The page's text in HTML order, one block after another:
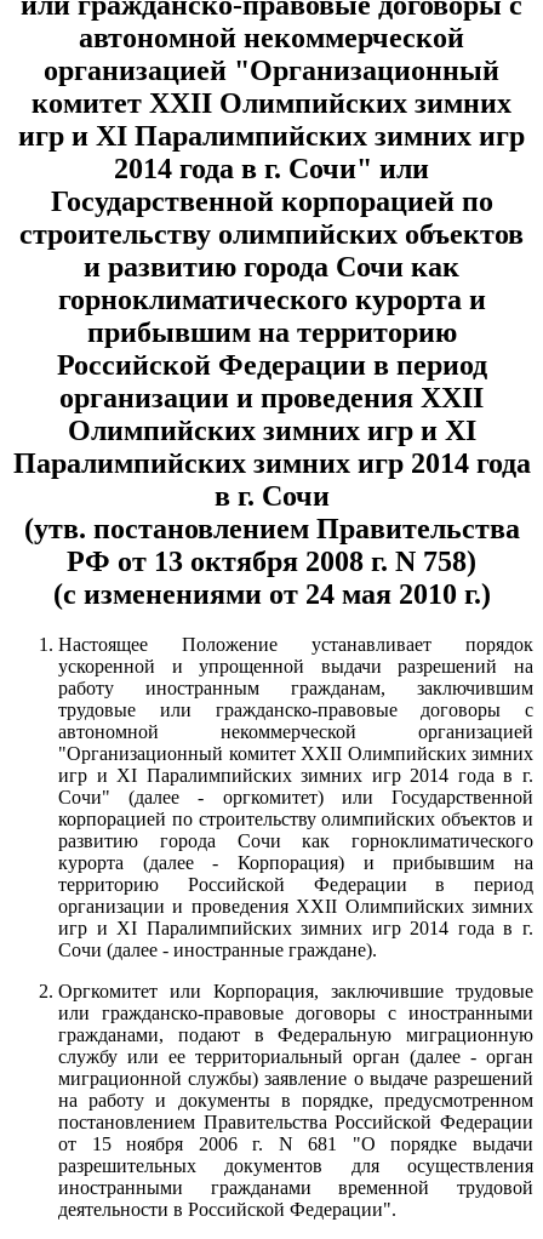
автономной некоммерческой
организацией "Организационный
комитет XXII Олимпийских зимних
игр и XI Паралимпийских зимних игр
2014 года в г. Сочи" или
Государственной корпорацией по
строительству олимпийских объектов
и развитию города Сочи как
горноклиматического курорта и
прибывшим на территорию
Российской Федерации в период
организации и проведения XXII
Олимпийских зимних игр и XI
Паралимпийских зимних игр 2014 года
в г. Сочи
(утв. постановлением Правительства
РФ от 13 октября 2008 г. N 758)
(с изменениями от 24 мая 2010 г.)
Настоящее Положение устанавливает порядок
ускоренной и упрощенной выдачи разрешений на
работу иностранным гражданам, заключившим
трудовые или гражданско-правовые договоры с
автономной некоммерческой организацией
"Организационный комитет XXII Олимпийских зимних
игр и XI Паралимпийских зимних игр 2014 года в г.
Сочи" (далее - оргкомитет) или Государственной
корпорацией по строительству олимпийских объектов и
развитию города Сочи как горноклиматического
курорта (далее - Корпорация) и прибывшим на
территорию Российской Федерации в период
организации и проведения XXII Олимпийских зимних
игр и XI Паралимпийских зимних игр 2014 года в г.
Сочи (далее - иностранные граждане).
Оргкомитет или Корпорация, заключившие трудовые
или гражданско-правовые договоры с иностранными
гражданами, подают в Федеральную миграционную
службу или ее территориальный орган (далее - орган
миграционной службы) заявление о выдаче разрешений
на работу и документы в порядке, предусмотренном
постановлением Правительства Российской Федерации
от 15 ноября 2006 г. N 681 "О порядке выдачи
разрешительных документов для осуществления
иностранными гражданами временной трудовой
деятельности в Российской Федерации".